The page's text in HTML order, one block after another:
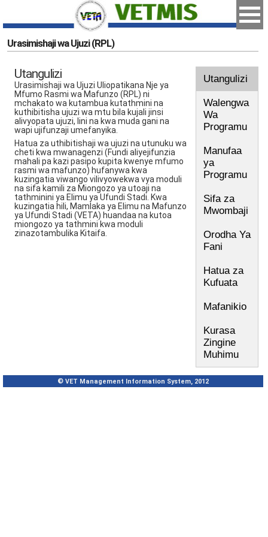
Urasimishaji wa Ujuzi (RPL)
Utangulizi
Urasimishaji wa Ujuzi Uliopatikana Nje ya
Mfumo Rasmi wa Mafunzo (RPL) ni
mchakato wa kutambua kutathmini na
kuthibitisha ujuzi wa mtu bila kujali jinsi
alivyopata ujuzi, lini na kwa muda gani na
wapi ujifunzaji umefanyika.
Hatua za uthibitishaji wa ujuzi na utunuku wa
cheti kwa mwanagenzi (Fundi aliyejifunzia
mahali pa kazi pasipo kupita kwenye mfumo
rasmi wa mafunzo) hufanywa kwa
kuzingatia viwango vilivyowekwa vya moduli
na sifa kamili za Miongozo ya utoaji na
tathminini ya Elimu ya Ufundi Stadi. Kwa
kuzingatia hili, Mamlaka ya Elimu na Mafunzo
ya Ufundi Stadi (VETA) huandaa na kutoa
miongozo ya tathmini kwa moduli
zinazotambulika Kitaifa.
Utangulizi
Walengwa
Wa
Programu
Manufaa
ya
Programu
Sifa za
Mwombaji
Orodha Ya
Fani
Hatua za
Kufuata
Mafanikio
Kurasa
Zingine
Muhimu
© VET Management Information System, 2012